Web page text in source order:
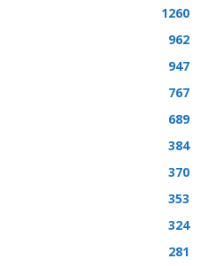
1260
962
947
767
689
384
370
353
324
281